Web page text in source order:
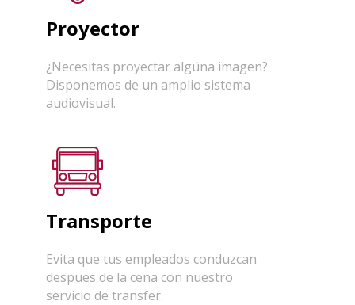
Proyector
¿Necesitas proyectar algúna imagen?
Disponemos de un amplio sistema
audiovisual.
Transporte
Evita que tus empleados conduzcan
despues de la cena con nuestro
servicio de transfer.